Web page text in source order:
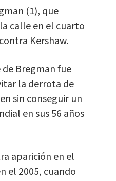
(1), que
calle en el cuarto
Kershaw.
Bregman fue
la derrota de
sin conseguir un
en sus 56 años
aparición en el
el 2005, cuando